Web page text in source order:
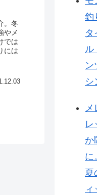
。冬
やメ
では
には
釣
タ
ル
ン
シ
メ
レ
か
に
夏